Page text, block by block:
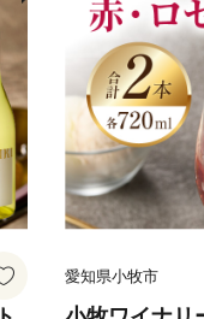
愛知県小牧市